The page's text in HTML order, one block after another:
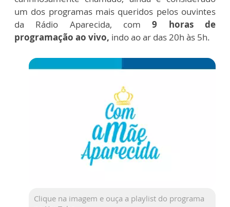
um dos programas mais queridos pelos ouvintes
da Rádio Aparecida, com9 horas de
programação ao vivo, indo ao ar das 20h às 5h.
Clique na imagem e ouça a playlist do programa